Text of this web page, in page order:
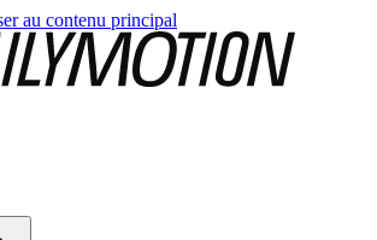
au contenu principal